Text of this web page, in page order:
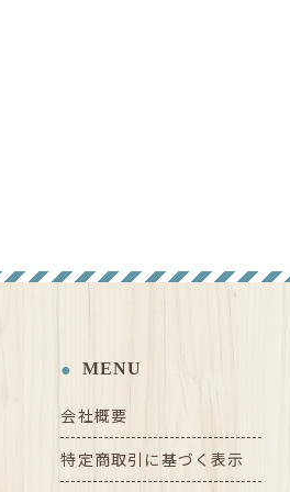
MENU
会社概要
特定商取引に基づく表示